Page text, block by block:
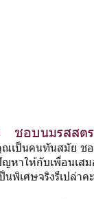
ชอบนมรสสต
เป็นคนทันสมัย ชอ
หาให้กับเพื่อนเสม
นพิเศษจริงรึเปล่าคะ